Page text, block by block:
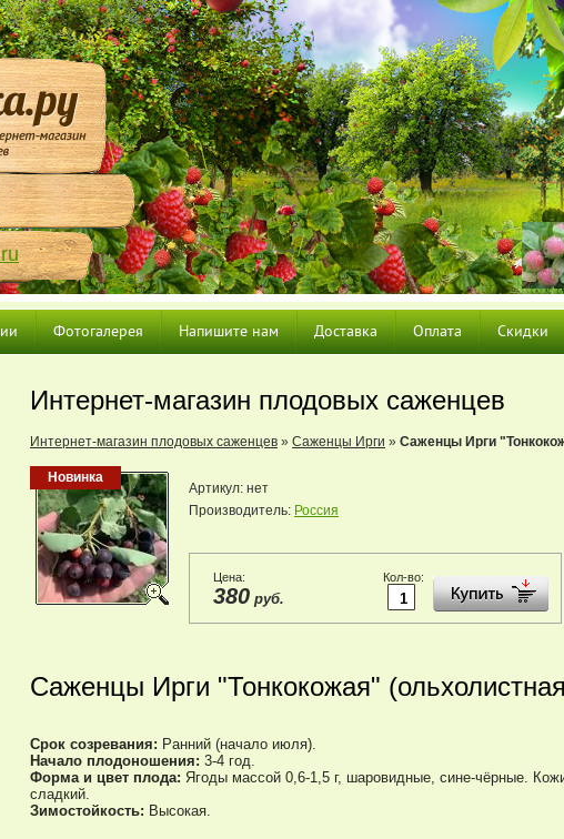
Фотогалерея Напишите нам Доставка Оплата Скидки
Интернет-магазин плодовых саженцев
Интернет-магазин плодовых саженцев » Саженцы Ирги » Саженцы Ирги
Новинка
Артикул: нет
Производитель: Россия
Кол-во:
Цена:
380 руб.
Саженцы Ирги "Тонкокожая"
Срок созревания: Ранний (начало июля).
Начало плодоношения: 3-4 год.
Форма и цвет плода: Ягоды массой 0,6-1,5 г, шаровидные, сине-чёрные.
сладкий.
Зимостойкость: Высокая.